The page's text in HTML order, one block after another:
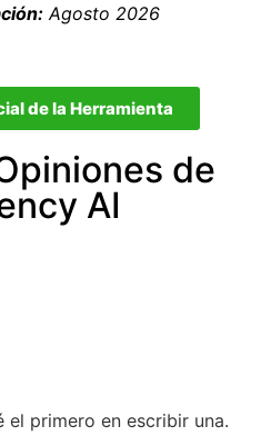
Agosto 2026
de la Herramienta
de
AI
el primero en escribir una.